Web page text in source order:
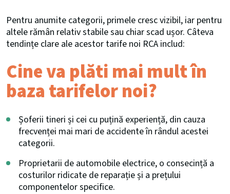
Pentru anumite categorii, primele cresc vizibil, iar pentru
altele rămân relativ stabile sau chiar scad ușor. Câteva
tendințe clare ale acestor tarife noi RCA includ:
Cine va plăti mai mult în
baza tarifelor noi?
Șoferii tineri și cei cu puțină experiență, din cauza
frecvenței mai mari de accidente în rândul acestei
categorii.
Proprietarii de automobile electrice, o consecință a
costurilor ridicate de reparație și a prețului
componentelor specifice.